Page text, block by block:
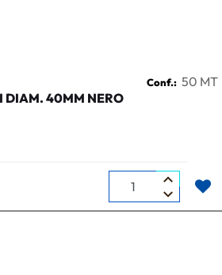
Conf.: 50 MT
DIAM. 40MM NERO